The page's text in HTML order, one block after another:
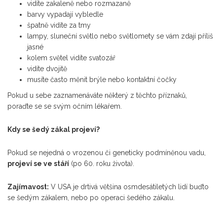
vidíte zakaleně nebo rozmazaně
barvy vypadají vybledle
špatně vidíte za tmy
lampy, sluneční světlo nebo světlomety se vám zdají příliš
jasné
kolem světel vidíte svatozář
vidíte dvojitě
musíte často měnit brýle nebo kontaktní čočky
Pokud u sebe zaznamenáváte některý z těchto příznaků,
poraďte se se svým očním lékařem.
Kdy se šedý zákal projeví?
Pokud se nejedná o vrozenou či geneticky podmíněnou vadu,
projeví se ve stáří (po 60. roku života).
Zajímavost: V USA je drtivá většina osmdesátiletých lidí buďto
se šedým zákalem, nebo po operaci šedého zákalu.